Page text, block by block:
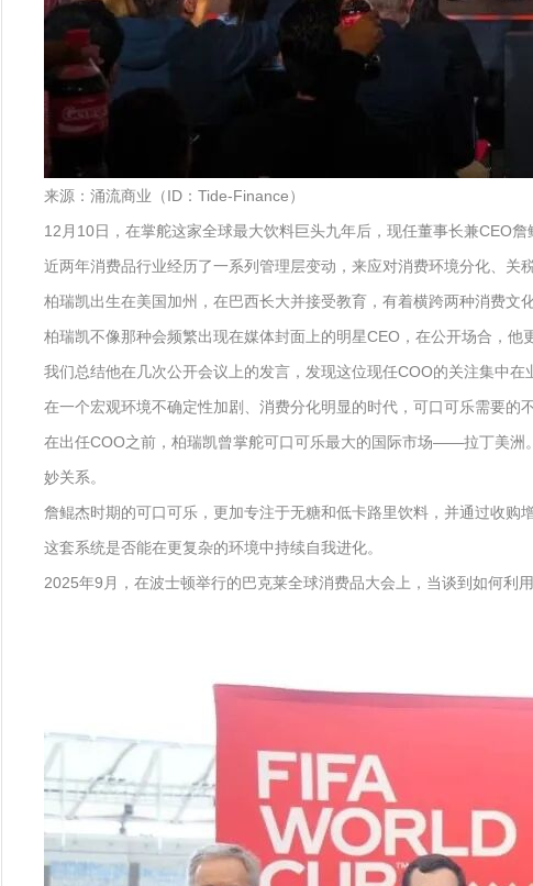
来源：涌流商业（ID：Tide-Finance）
12月10日，在掌舵这家全球最大饮料巨头九年后，现任董事长兼CEO
近两年消费品行业经历了一系列管理层变动，来应对消费环境分化、关
柏瑞凯出生在美国加州，在巴西长大并接受教育，有着横跨两种消费文
柏瑞凯不像那种会频繁出现在媒体封面上的明星CEO，在公开场合，
我们总结他在几次公开会议上的发言，发现这位现任COO的关注集中
在一个宏观环境不确定性加剧、消费分化明显的时代，可口可乐需要的
在出任COO之前，柏瑞凯曾掌舵可口可乐最大的国际市场——拉丁美洲
妙关系。
詹鲲杰时期的可口可乐，更加专注于无糖和低卡路里饮料，并通过收
这套系统是否能在更复杂的环境中持续自我进化。
2025年9月，在波士顿举行的巴克莱全球消费品大会上，当谈到如何利